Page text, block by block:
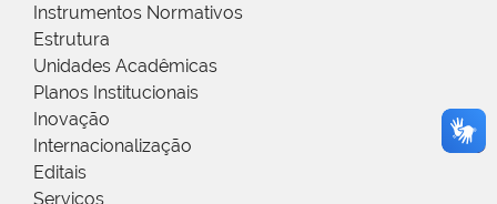
Instrumentos Normativos
Estrutura
Unidades Acadêmicas
Planos Institucionais
Inovação
Internacionalização
Editais
Serviços